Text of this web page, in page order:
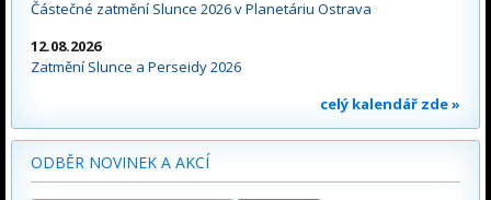
Částečné zatmění Slunce 2026 v Planetáriu Ostrava
12.08.2026
Zatmění Slunce a Perseidy 2026
celý kalendář zde »
ODBĚR NOVINEK A AKCÍ